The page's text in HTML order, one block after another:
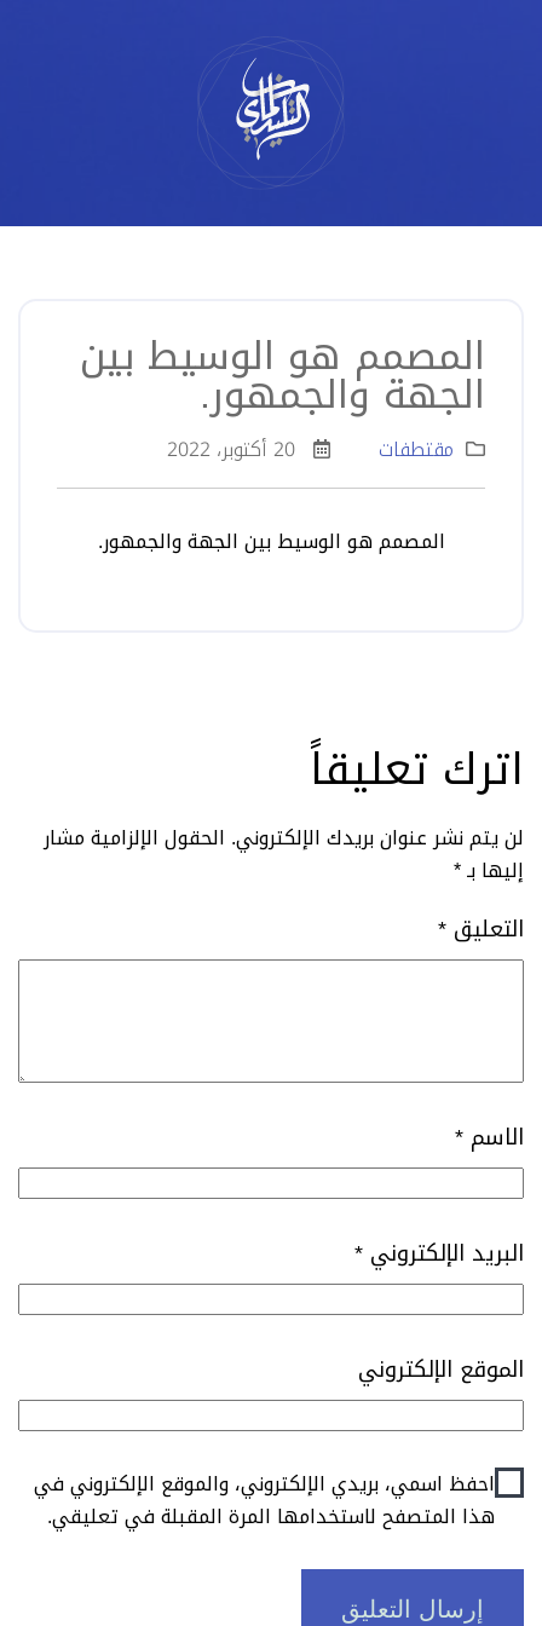
المصمم هو الوسيط بين
الجهة والجمهور.
مقتطفات
المصمم هو الوسيط بين الجهة والجمهور.
اترك تعليقاً
لن يتم نشر عنوان بريدك الإلكتروني. الحقول الإلزامية مشار
إليها بـ*
التعليق *
الاسم *
البريد الإلكتروني *
الموقع الإلكتروني
احفظ اسمي، بريدي الإلكتروني، والموقع الإلكتروني في
هذا المتصفح لاستخدامها المرة المقبلة في تعليقي.